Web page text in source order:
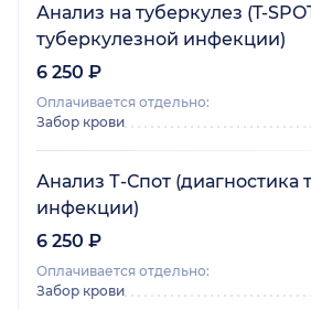
Анализ на туберкулез (T-
туберкулезной инфекции)
6 250 ₽
Оплачивается отдельно:
Забор крови
Анализ Т-Спот (диагностика
инфекции)
6 250 ₽
Оплачивается отдельно:
Забор крови